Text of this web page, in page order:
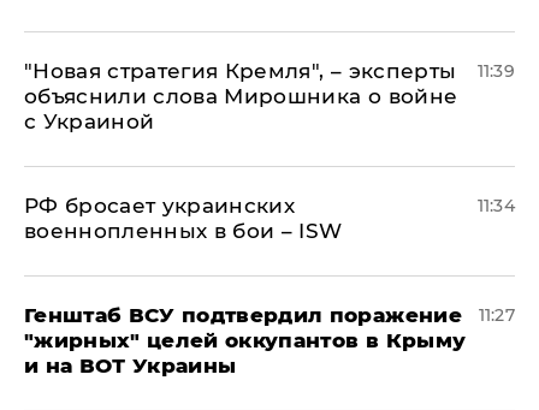
"Новая стратегия Кремля", – эксперты
объяснили слова Мирошника о войне
с Украиной
11:39
РФ бросает украинских
военнопленных в бои – ISW
11:34
Генштаб ВСУ подтвердил поражение
"жирных" целей оккупантов в Крыму
и на ВОТ Украины
11:27